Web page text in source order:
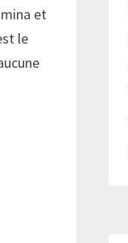
et
le